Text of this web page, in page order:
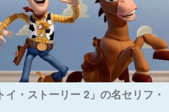
・ストーリー 2」の名セリフ・